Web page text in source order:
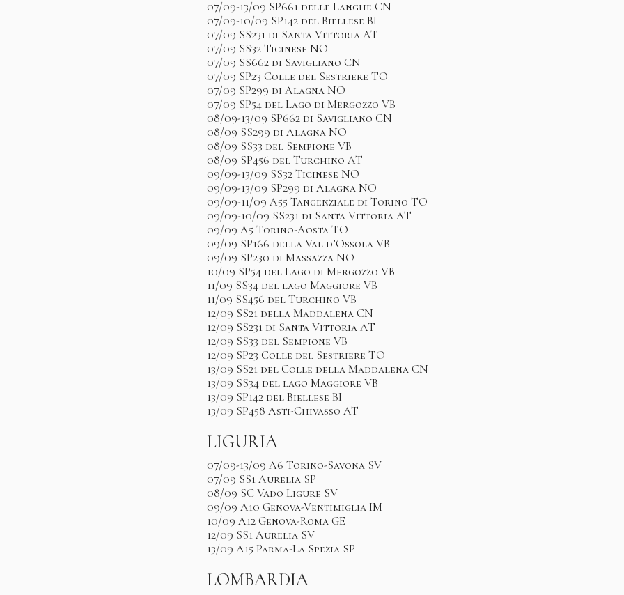
07/09-13/09 SP661 delle Langhe CN
07/09-10/09 SP142 del Biellese BI
07/09 SS231 di Santa Vittoria AT
07/09 SS32 Ticinese NO
07/09 SS662 di Savigliano CN
07/09 SP23 Colle del Sestriere TO
07/09 SP299 di Alagna NO
07/09 SP54 del Lago di Mergozzo VB
08/09-13/09 SP662 di Savigliano CN
08/09 SS299 di Alagna NO
08/09 SS33 del Sempione VB
08/09 SP456 del Turchino AT
09/09-13/09 SS32 Ticinese NO
09/09-13/09 SP299 di Alagna NO
09/09-11/09 A55 Tangenziale di Torino TO
09/09-10/09 SS231 di Santa Vittoria AT
09/09 A5 Torino-Aosta TO
09/09 SP166 della Val d’Ossola VB
09/09 SP230 di Massazza NO
10/09 SP54 del Lago di Mergozzo VB
11/09 SS34 del lago Maggiore VB
11/09 SS456 del Turchino VB
12/09 SS21 della Maddalena CN
12/09 SS231 di Santa Vittoria AT
12/09 SS33 del Sempione VB
12/09 SP23 Colle del Sestriere TO
13/09 SS21 del Colle della Maddalena CN
13/09 SS34 del lago Maggiore VB
13/09 SP142 del Biellese BI
13/09 SP458 Asti-Chivasso AT
LIGURIA
07/09-13/09 A6 Torino-Savona SV
07/09 SS1 Aurelia SP
08/09 SC Vado Ligure SV
09/09 A10 Genova-Ventimiglia IM
10/09 A12 Genova-Roma GE
12/09 SS1 Aurelia SV
13/09 A15 Parma-La Spezia SP
LOMBARDIA